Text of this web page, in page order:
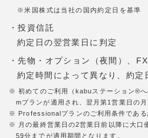
※米国株式は当社の国内約定日を基準
・投資信託
約定日の翌営業日に判定
・先物・オプション（夜間）、
約定時間によって異なり、約
※ 初めてのご利用（kabuステーション®へ
mプランが適用され、翌月第1営業日の
※ Professionalプランのご利用条件である
※ 月の最終営業日の2営業日前以降に大口
59分までが適用期間となります。